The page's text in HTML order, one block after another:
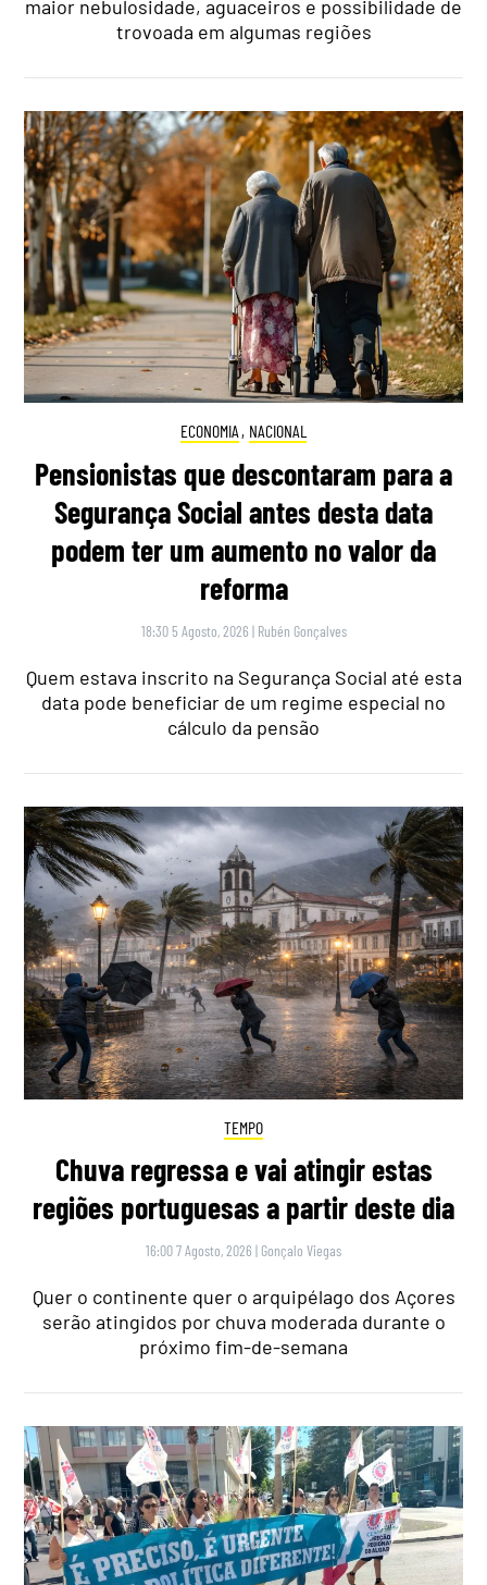
maior nebulosidade, aguaceiros e possibilidade de
trovoada em algumas regiões
ECONOMIA , NACIONAL
Pensionistas que descontaram para a
Segurança Social antes desta data
podem ter um aumento no valor da
reforma
18:30 5 Agosto, 2026 | Rubén Gonçalves
Quem estava inscrito na Segurança Social até esta
data pode beneficiar de um regime especial no
cálculo da pensão
TEMPO
Chuva regressa e vai atingir estas
regiões portuguesas a partir deste dia
16:00 7 Agosto, 2026 | Gonçalo Viegas
Quer o continente quer o arquipélago dos Açores
serão atingidos por chuva moderada durante o
próximo fim-de-semana